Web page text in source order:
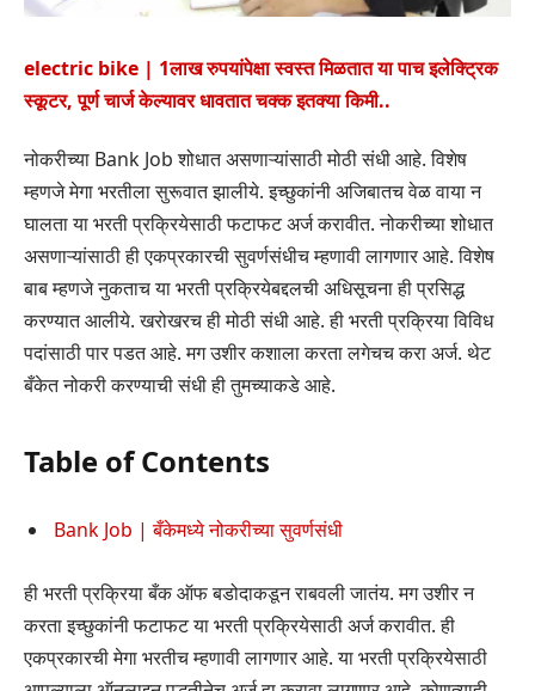
electric bike | 1लाख रुपयांपेक्षा स्वस्त मिळतात या पाच इलेक्ट्रिक
स्कूटर, पूर्ण चार्ज केल्यावर धावतात चक्क इतक्या किमी..
नोकरीच्या Bank Job शोधात असणाऱ्यांसाठी मोठी संधी आहे. विशेष
म्हणजे मेगा भरतीला सुरूवात झालीये. इच्छुकांनी अजिबातच वेळ वाया न
घालता या भरती प्रक्रियेसाठी फटाफट अर्ज करावीत. नोकरीच्या शोधात
असणाऱ्यांसाठी ही एकप्रकारची सुवर्णसंधीच म्हणावी लागणार आहे. विशेष
बाब म्हणजे नुकताच या भरती प्रक्रियेबद्दलची अधिसूचना ही प्रसिद्ध
करण्यात आलीये. खरोखरच ही मोठी संधी आहे. ही भरती प्रक्रिया विविध
पदांसाठी पार पडत आहे. मग उशीर कशाला करता लगेचच करा अर्ज. थेट
बँकेत नोकरी करण्याची संधी ही तुमच्याकडे आहे.
Table of Contents
Bank Job | बँकेमध्ये नोकरीच्या सुवर्णसंधी
ही भरती प्रक्रिया बँक ऑफ बडोदाकडून राबवली जातंय. मग उशीर न
करता इच्छुकांनी फटाफट या भरती प्रक्रियेसाठी अर्ज करावीत. ही
एकप्रकारची मेगा भरतीच म्हणावी लागणार आहे. या भरती प्रक्रियेसाठी